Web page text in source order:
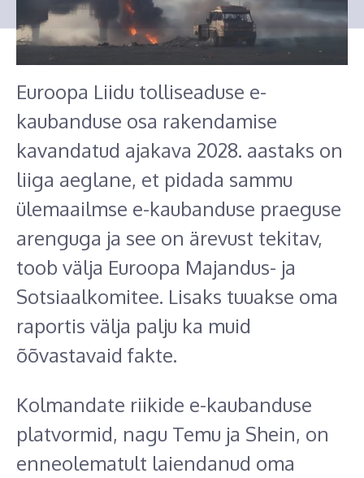
Euroopa Liidu tolliseaduse e-
kaubanduse osa rakendamise
kavandatud ajakava 2028. aastaks on
liiga aeglane, et pidada sammu
ülemaailmse e-kaubanduse praeguse
arenguga ja see on ärevust tekitav,
toob välja Euroopa Majandus- ja
Sotsiaalkomitee. Lisaks tuuakse oma
raportis välja palju ka muid
õõvastavaid fakte.
Kolmandate riikide e-kaubanduse
platvormid, nagu Temu ja Shein, on
enneolematult laiendanud oma